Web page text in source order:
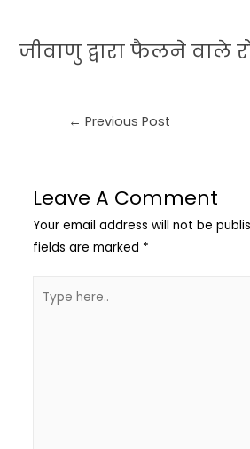
जीवाणु द्वारा फैलने वाले
← Previous Post
Leave A Comment
Your email address will not be
fields are marked *